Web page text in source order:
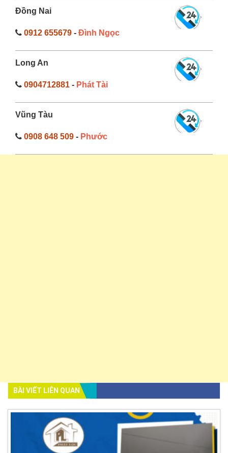
Đồng Nai
0912 655679 - Đình Ngọc
Long An
0904712881 - Phát Tài
Vũng Tàu
0908 648 509 - Phước
BÀI VIẾT LIÊN QUAN